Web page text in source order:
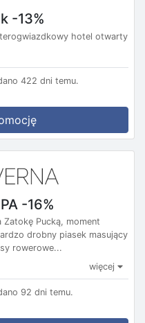
-13%
hotel otwarty
422 dni temu.
-16%
Pucką, moment
drobny piasek masujący
rowerowe...
więcej
92 dni temu.